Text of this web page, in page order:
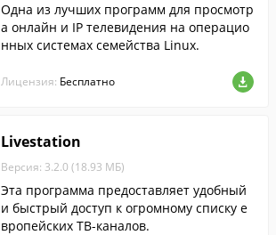
Одна из лучших программ для просмотр
а онлайн и IP телевидения на операцио
нных системах семейства Linux.
Лицензия: Бесплатно
Livestation
Версия: 3.2.0 (18.93 МБ)
Эта программа предоставляет удобный
и быстрый доступ к огромному списку е
вропейских ТВ-каналов.